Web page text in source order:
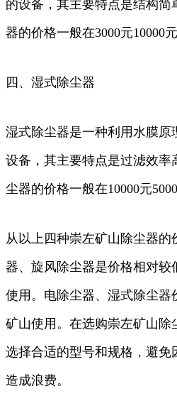
的设备，其主要特点是结构简
器的价格一般在3000元10000
四、湿式除尘器
湿式除尘器是一种利用水膜原
设备，其主要特点是过滤效率
尘器的价格一般在10000元
从以上四种崇左矿山除尘器
器、旋风除尘器是价格相对较
使用。电除尘器、湿式除尘器
矿山使用。在选购崇左矿山除
选择合适的型号和规格，避免
造成浪费。